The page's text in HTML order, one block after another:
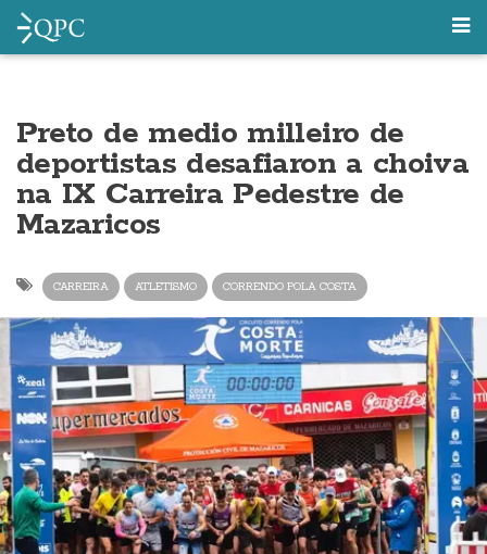
Preto de medio milleiro de
deportistas desafiaron a choiva
na IX Carreira Pedestre de
Mazaricos
CARREIRA ATLETISMO CORRENDO POLA COSTA